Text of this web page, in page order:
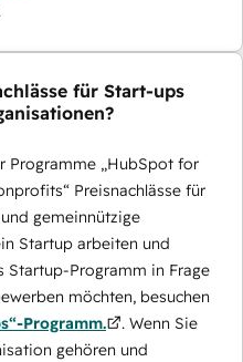
für Start-ups
Programme „HubSpot for
Preisnachlässe für
gemeinnützige
Startup arbeiten und
Startup-Programm in Frage
möchten, besuchen
Programm.
. Wenn Sie
gehören und